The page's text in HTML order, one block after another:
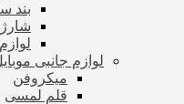
بند
لوازم جانبی
میکروفن
قلم لمسی